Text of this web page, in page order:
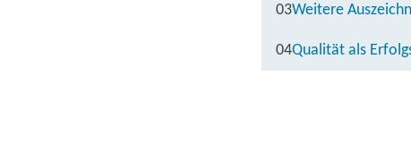
03Weitere
04Qualität als